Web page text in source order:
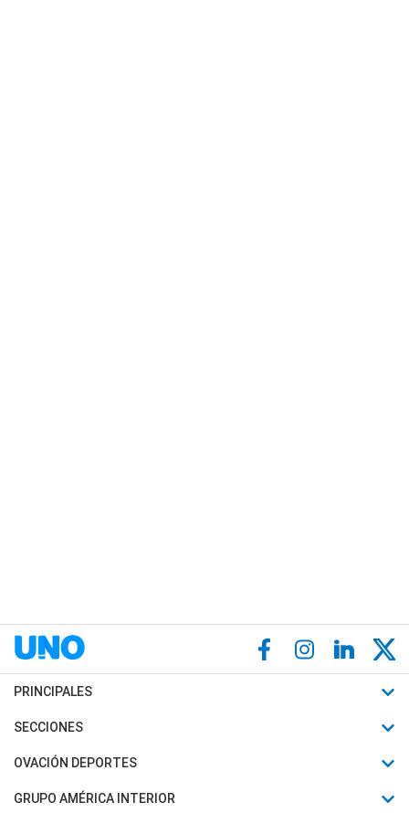
PRINCIPALES
Últimas Noticias
Política
SECCIONES
Horóscopo
Motores
OVACIÓN DEPORTES
Fútbol
GRUPO AMÉRICA INTERIOR